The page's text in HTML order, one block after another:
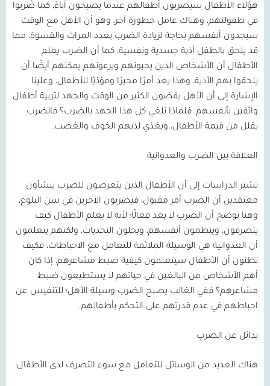
هؤلاء الأطفال سيضربون أطفالهم عندما يصبحون آباءً، كما ضُربوا
في طفولتهم، وهناك عامل خطورة آخر، وهو أن الأهل مع الوقت
سيجدون أنفسهم بحاجة لزيادة الضرب بعدد المرات والقسوة، مما
قد يلحق بالطفل أذية جسدية ونفسية، كما أن الضرب يعلم
الأطفال أن الأشخاص الذين يحبونهم ويرعونهم يمكنهم أيضًا أن
يلحقوا بهم الأذية، وهذا يعد أمرًا محيرًا ومؤذيًا للأطفال، وعلينا
الإشارة إلى أن الأهل يقضون الكثير من الوقت والجهد لتربية أطفال
واثقين بأنفسهم، فلماذا نلغي كل هذا الجهد بالضرب؟ فالضرب
يقلل من قيمة الأطفال، ويغذي لديهم الخوف والغضب.
العلاقة بين الضرب والعدوانية
تشير الدراسات إلى أن الأطفال الذين يتعرضون للضرب ينشأون
معتقدين أن الضرب أمر مقبول، فيضربون الآخرين في سن البلوغ،
وهنا نوضح أن الضرب لا يعد فعالًا؛ لأنه لا يعلم الأطفال كيف
يتصرفون، وينظمون أنفسهم، ويحلون التحديات، ولكنهم يتعلمون
أن العدوانية هي الوسيلة الملائمة للتعامل مع الاحباطات، فكيف
تظنون أن الأطفال سيتعلمون كيفية ضبط مشاعرهم، إذا كان
أهم الأشخاص من البالغين في حياتهم لا يستطيعون ضبط
مشاعرهم؟ ففي الغالب يصبح الضرب وسيلة الأهل؛ للتنفيس عن
احباطهم في عدم قدرتهم على التحكم بأطفالهم.
بدائل عن الضرب
هناك العديد من الوسائل للتعامل مع سوء التصرف لدى الأطفال: